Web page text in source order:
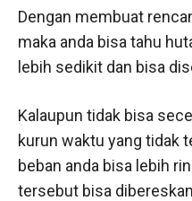
Dengan membuat
maka anda bisa tahu
lebih sedikit dan bisa
Kalaupun tidak bisa
kurun waktu yang tidak
beban anda bisa lebih
tersebut bisa